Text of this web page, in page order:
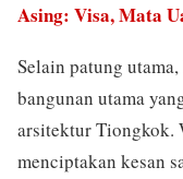
Asing: Visa, Mata
Selain patung
bangunan utama
arsitektur Tiongkok.
menciptakan kesan